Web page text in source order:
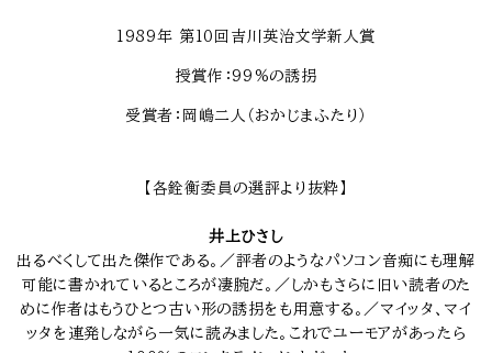
1989年 第10回吉川英治文学新人賞
授賞作：99%の誘拐
受賞者：岡嶋二人（おかじまふたり）
【各銓衡委員の選評より抜粋】
井上ひさし
出るべくして出た傑作である。／評者のようなパソコン音痴にも理解
可能に書かれているところが凄腕だ。／しかもさらに旧い読者のた
めに作者はもうひとつ古い形の誘拐をも用意する。／マイッタ、マイ
ッタを連発しながら一気に読みました。これでユーモアがあったら